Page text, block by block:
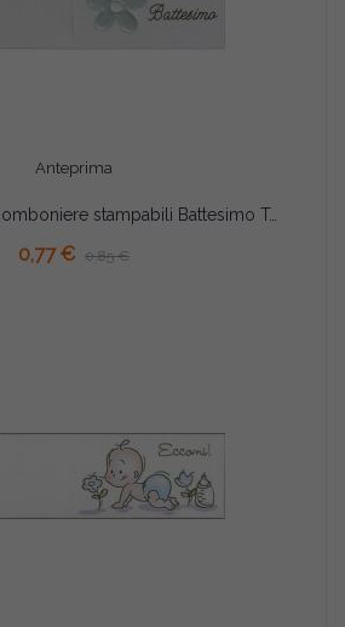
Anteprima
5 bigliettini per bomboniere stampabili Battesimo Tema celeste
0,77 € 0,85 €